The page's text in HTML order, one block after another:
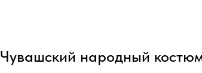
Чувашский народный